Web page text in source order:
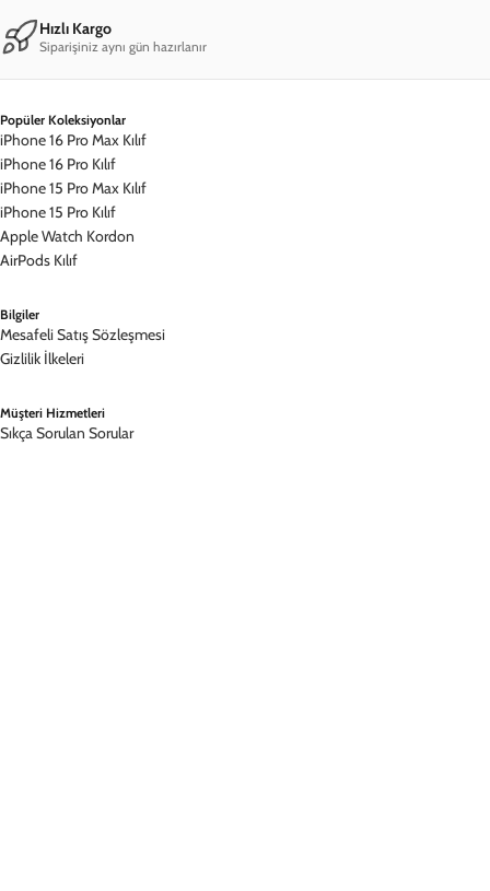
Hızlı Kargo
Siparişiniz aynı gün hazırlanır
Popüler Koleksiyonlar
iPhone 16 Pro Max Kılıf
iPhone 16 Pro Kılıf
iPhone 15 Pro Max Kılıf
iPhone 15 Pro Kılıf
Apple Watch Kordon
AirPods Kılıf
Bilgiler
Mesafeli Satış Sözleşmesi
Gizlilik İlkeleri
Müşteri Hizmetleri
Sıkça Sorulan Sorular